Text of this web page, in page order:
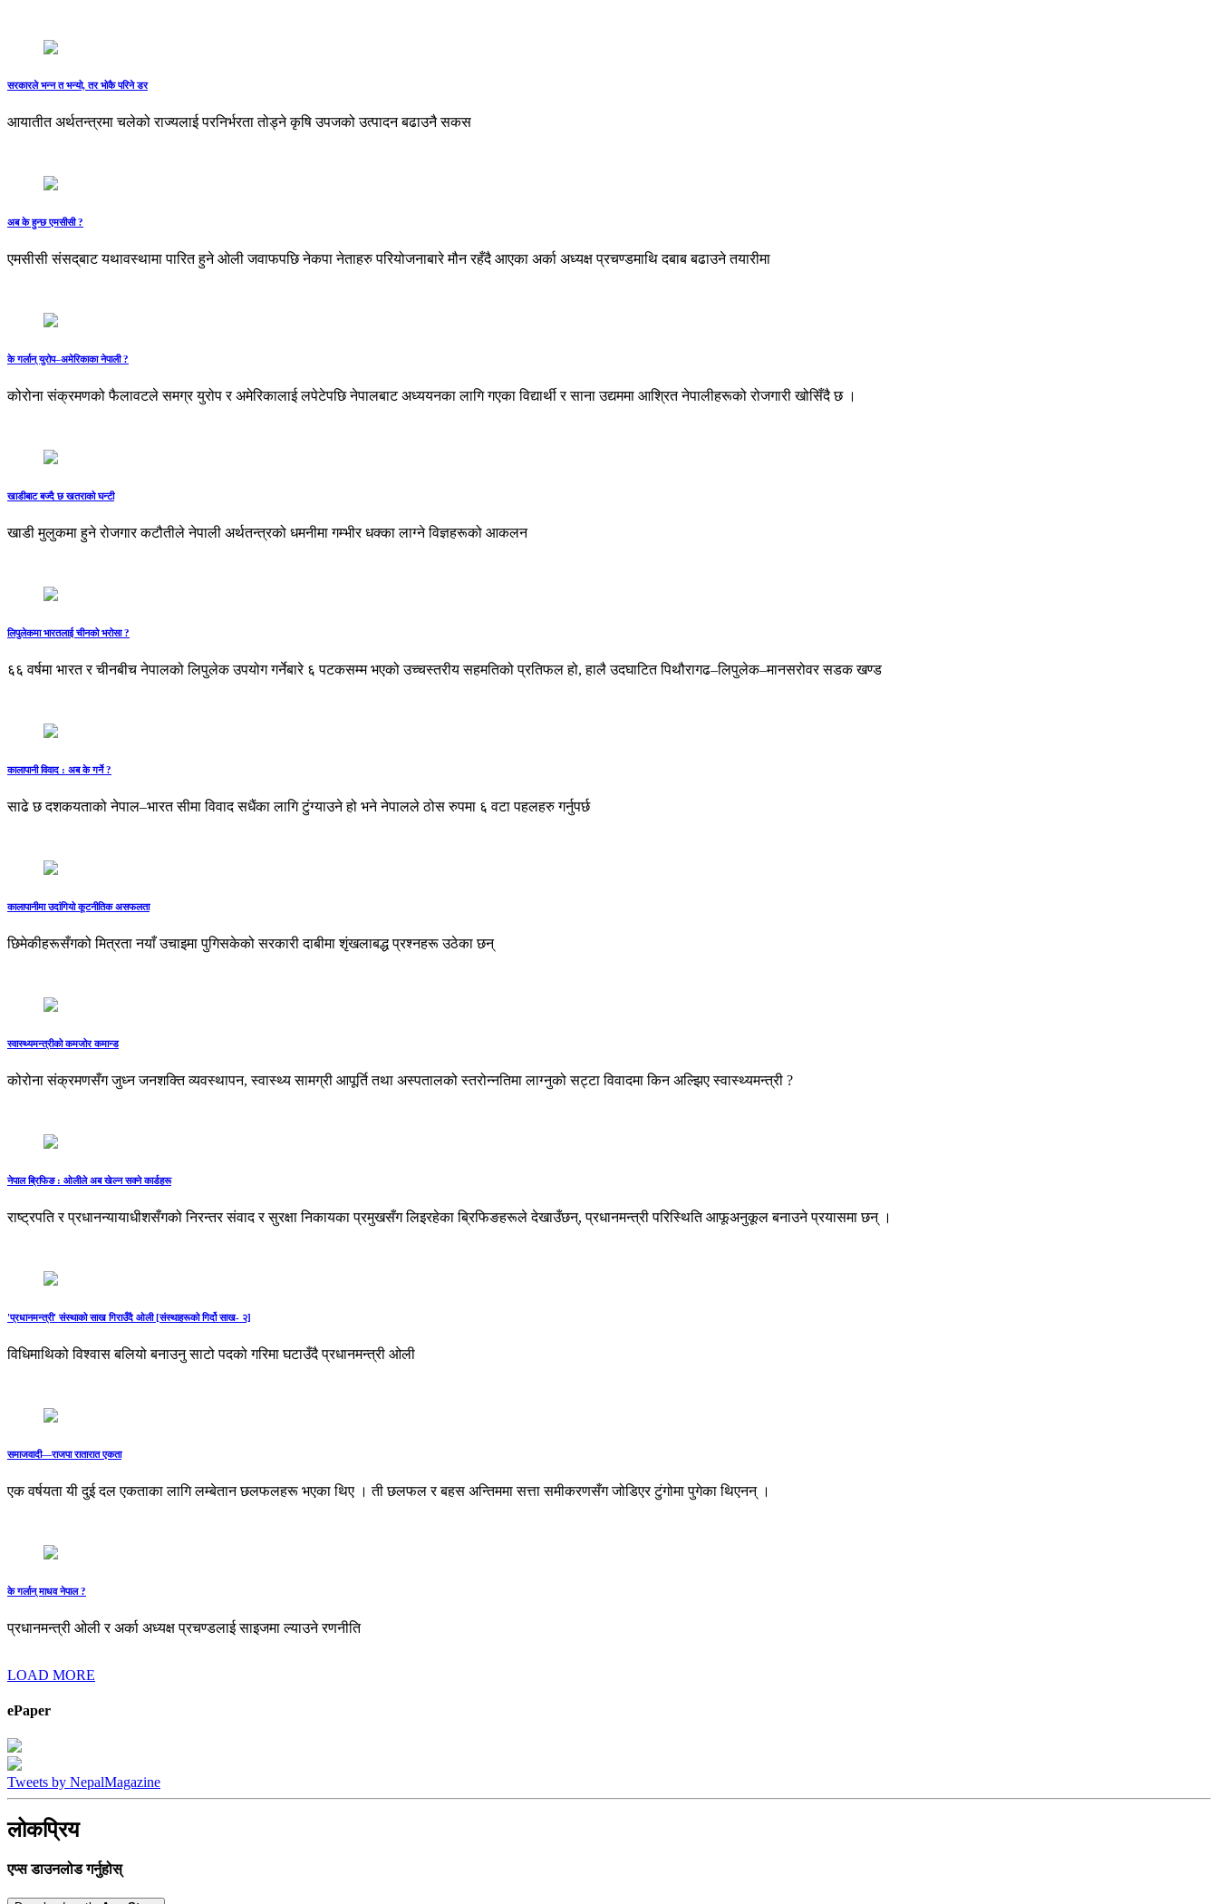
सरकारले भन्‍न त भन्‍यो, तर भोकै परिने डर
आयातीत अर्थतन्त्रमा चलेको राज्यलाई परनिर्भरता तोड्ने कृषि उपजको उत्पादन बढाउनै सकस
अब के हुन्छ एमसीसी ?
एमसीसी संसद्‌बाट यथावस्थामा पारित हुने ओली जवाफपछि नेकपा नेताहरु परियोजनाबारे मौन रहँदै आएका अर्का अध्यक्ष प्रचण्डमाथि दबाब बढाउने तयारीमा
के गर्लान् युरोप–अमेरिकाका नेपाली ?
कोरोना संक्रमणको फैलावटले समग्र युरोप र अमेरिकालाई लपेटेपछि नेपालबाट अध्ययनका लागि गएका विद्यार्थी र साना उद्यममा आश्रित नेपालीहरूको रोजगारी खोसिँदै छ ।
खाडीबाट बज्दै छ खतराको घन्टी
खाडी मुलुकमा हुने रोजगार कटौतीले नेपाली अर्थतन्त्रको धमनीमा गम्भीर धक्का लाग्ने विज्ञहरूको आकलन
लिपुलेकमा भारतलाई चीनको भरोसा ?
६६ वर्षमा भारत र चीनबीच नेपालको लिपुलेक उपयोग गर्नेबारे ६ पटकसम्म भएको उच्चस्तरीय सहमतिको प्रतिफल हो, हालै उदघाटित पिथौरागढ–लिपुलेक–मानसरोवर सडक खण्ड
कालापानी विवाद : अब के गर्ने ?
साढे छ दशकयताको नेपाल–भारत सीमा विवाद सधैंका लागि टुंग्याउने हो भने नेपालले ठोस रुपमा ६ वटा पहलहरु गर्नुपर्छ
कालापानीमा उदांगियो कूटनीतिक असफलता
छिमेकीहरूसँगको मित्रता नयाँ उचाइमा पुगिसकेको सरकारी दाबीमा शृंखलाबद्ध प्रश्नहरू उठेका छन्
स्वास्थ्यमन्त्रीको कमजोर कमान्ड
कोरोना संक्रमणसँग जुध्न जनशक्ति व्यवस्थापन, स्वास्थ्य सामग्री आपूर्ति तथा अस्पतालको स्तरोन्नतिमा लाग्नुको सट्टा विवादमा किन अल्झिए स्वास्थ्यमन्त्री ?
नेपाल ब्रिफिङ : ओलीले अब खेल्न सक्ने कार्डहरू
राष्ट्रपति र प्रधानन्यायाधीशसँगको निरन्तर संवाद र सुरक्षा निकायका प्रमुखसँग लिइरहेका ब्रिफिङहरूले देखाउँछन्, प्रधानमन्त्री परिस्थिति आफूअनुकूल बनाउने प्रयासमा छन् ।
'प्रधानमन्त्री' संस्थाको साख गिराउँदै ओली [संस्थाहरूको गिर्दो साख- २]
विधिमाथिको विश्वास बलियो बनाउनु साटो पदको गरिमा घटाउँदै प्रधानमन्त्री ओली
समाजवादी—राजपा रातारात एकता
एक वर्षयता यी दुई दल एकताका लागि लम्बेतान छलफलहरू भएका थिए । ती छलफल र बहस अन्तिममा सत्ता समीकरणसँग जोडिएर टुंगोमा पुगेका थिएनन् ।
के गर्लान् माधव नेपाल ?
प्रधानमन्त्री ओली र अर्का अध्यक्ष प्रचण्डलाई साइजमा ल्याउने रणनीति
LOAD MORE
ePaper
Tweets by NepalMagazine
लोकप्रिय
एप्स डाउनलोड गर्नुहोस्